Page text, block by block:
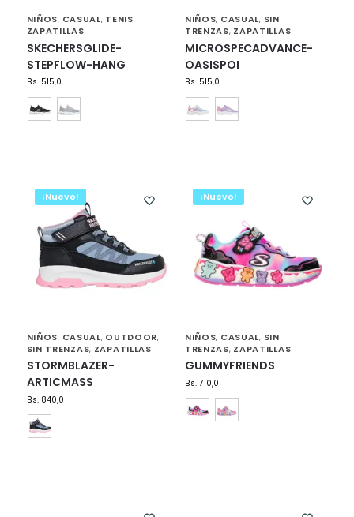
NIÑOS, CASUAL, TENIS,
ZAPATILLAS
SKECHERSGLIDE-
STEPFLOW-HANG
Bs.515,0
NIÑOS, CASUAL, SIN
TRENZAS, ZAPATILLAS
MICROSPECADVANCE-
OASISPOI
Bs.515,0
¡Nuevo!
NIÑOS, CASUAL, OUTDOOR,
SIN TRENZAS, ZAPATILLAS
STORMBLAZER-
ARTICMASS
Bs.840,0
¡Nuevo!
NIÑOS, CASUAL, SIN
TRENZAS, ZAPATILLAS
GUMMYFRIENDS
Bs.710,0